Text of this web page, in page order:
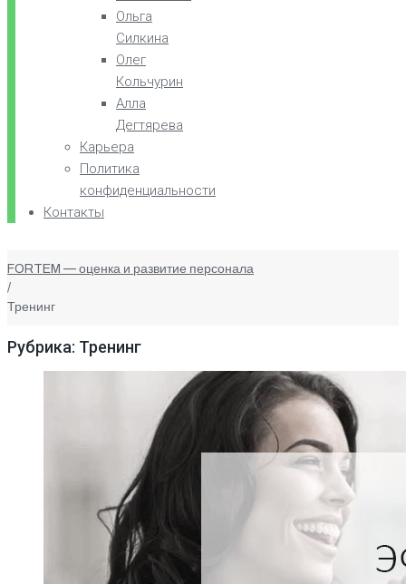
Ольга
Силкина
Олег
Кольчурин
Алла
Дегтярева
Карьера
Политика
конфиденциальности
Контакты
FORTEM — оценка и развитие персонала
/
Тренинг
Рубрика: Тренинг